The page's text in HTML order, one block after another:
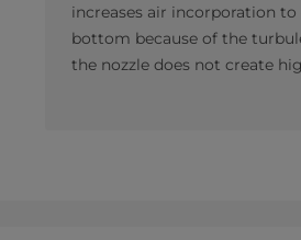
increases air incorporation​
bottom because of the
the nozzle does not create